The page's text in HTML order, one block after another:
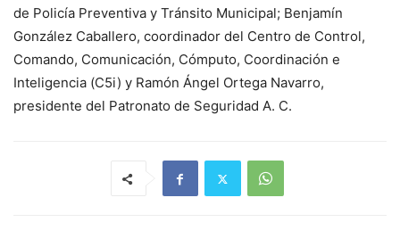
de Policía Preventiva y Tránsito Municipal; Benjamín
González Caballero, coordinador del Centro de Control,
Comando, Comunicación, Cómputo, Coordinación e
Inteligencia (C5i) y Ramón Ángel Ortega Navarro,
presidente del Patronato de Seguridad A. C.